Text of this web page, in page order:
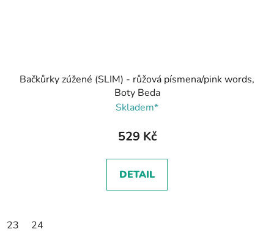
Bačkůrky zúžené (SLIM) - růžová písmena/pink words,
Boty Beda
Skladem*
529 Kč
DETAIL
23 24